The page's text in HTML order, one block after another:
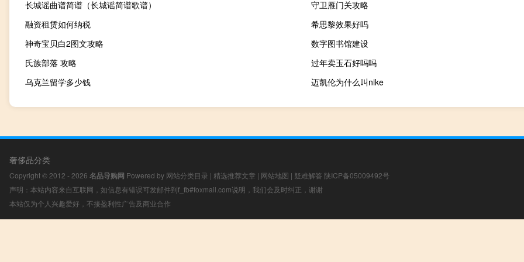
长城谣曲谱简谱（长城谣简谱歌谱）
守卫雁门关攻略
融资租赁如何纳税
希思黎效果好吗
神奇宝贝白2图文攻略
数字图书馆建设
氏族部落 攻略
过年卖玉石好吗吗
乌克兰留学多少钱
迈凯伦为什么叫nike
奢侈品分类
Copyright © 2012 - 2026 名品导购网 Powered by 网站分类目录 | 精选推荐文章 | 网站地图 | 疑难解答 陕ICP备05009492号
声明：本站内容来自互联网，如信息有错误可发邮件到f_fb#foxmail.com说明，我们会及时纠正，谢谢
本站仅为个人兴趣爱好，不接盈利性广告及商业合作